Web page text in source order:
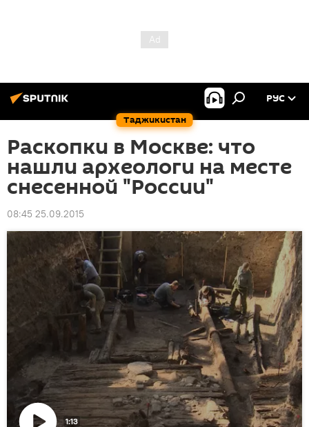
Таджикистан
РУС
Раскопки в Москве: что
нашли археологи на месте
снесенной "России"
08:45 25.09.2015
1:13